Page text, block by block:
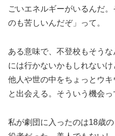
ごいエネルギーがいるんだ
のも苦しいんだぞ」って。
ある意味で、不登校もそう
には行かないかもしれないけ
他人や世の中をちょっとウ
と出会える。そういう機会っ
私が劇団に入ったのは18歳